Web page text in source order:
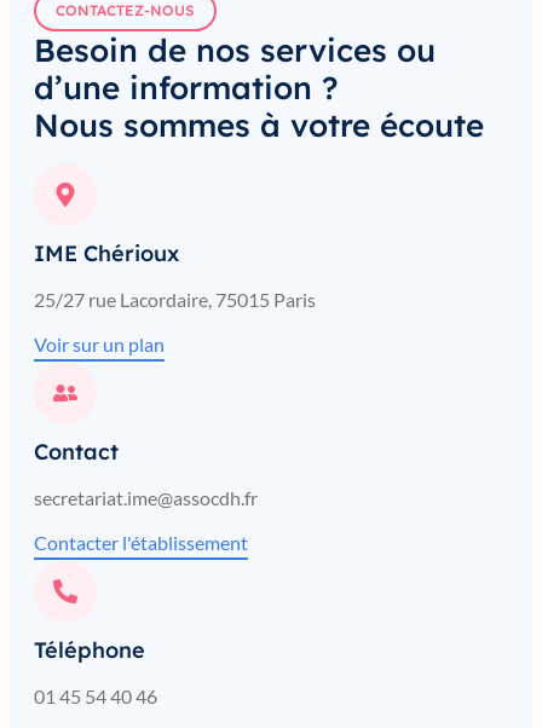
CONTACTEZ-NOUS
Besoin de nos services ou
d’une information ?
Nous sommes à votre écoute
IME Chérioux
25/27 rue Lacordaire, 75015 Paris
Voir sur un plan
Contact
secretariat.ime@assocdh.fr
Contacter l'établissement
Téléphone
01 45 54 40 46